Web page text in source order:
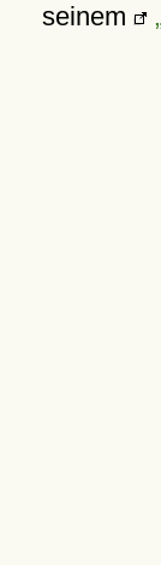
seinem